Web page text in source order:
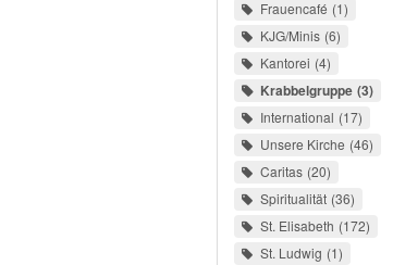
Frauencafé 1
KJG/Minis 6
Kantorei 4
Krabbelgruppe 3
International 17
Unsere Kirche 46
Caritas 20
Spiritualität 36
St. Elisabeth 172
St. Ludwig 1